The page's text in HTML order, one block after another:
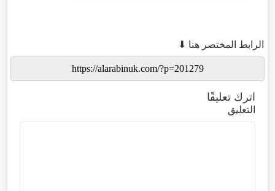
الرابط المختصر هنا ⬇
اترك تعليقًا
التعليق